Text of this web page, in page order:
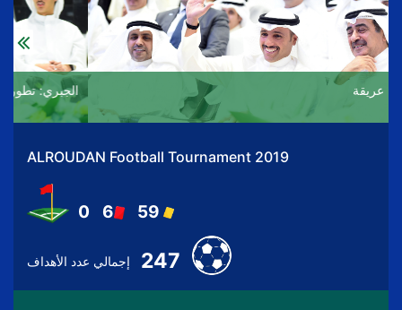
الغانم: بطولة عريقة
Previous
ALROUDAN Football Tournament 2019
0 6 59
إجمالي عدد الأهداف 247